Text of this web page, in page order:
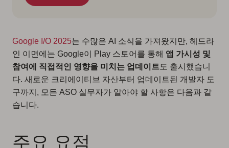
Google I/O 2025는 수많은 AI 소식을 가져왔지만, 헤드라
인 이면에는 Google이 Play 스토어를 통해 앱 가시성 및
참여에 직접적인 영향을 미치는 업데이트도 출시했습니
다. 새로운 크리에이티브 자산부터 업데이트된 개발자 도
구까지, 모든 ASO 실무자가 알아야 할 사항은 다음과 같
습니다.
주요 요점